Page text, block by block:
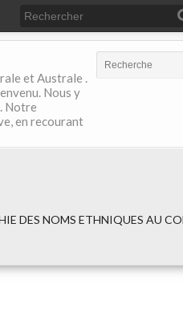
et Australe .
Nous y
Notre
en recourant
DES NOMS ETHNIQUES AU